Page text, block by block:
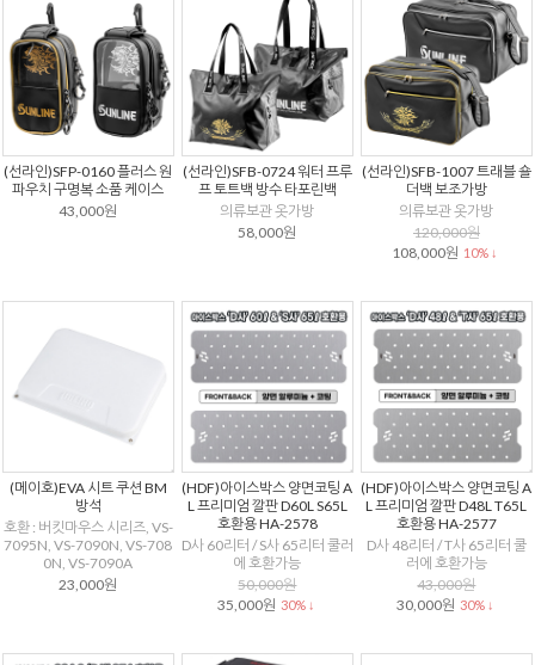
(선라인)SFP-0160 플러스 원
파우치 구명복 소품 케이스
43,000원
(선라인)SFB-0724 워터 프루
프 토트백 방수 타포린백
의류보관 옷가방
58,000원
(선라인)SFB-1007 트래블 숄
더백 보조가방
의류보관 옷가방
120,000원
108,000원 10% ↓
(메이호)EVA 시트 쿠션 BM
방석
호환 : 버킷마우스 시리즈, VS-
7095N, VS-7090N, VS-708
0N, VS-7090A
23,000원
(HDF)아이스박스 양면코팅 A
L 프리미엄 깔판 D60L S65L
호환용 HA-2578
D사 60리터 / S사 65리터 쿨러
에 호환가능
50,000원
35,000원 30% ↓
(HDF)아이스박스 양면코팅 A
L 프리미엄 깔판 D48L T65L
호환용 HA-2577
D사 48리터 / T사 65리터 쿨
러에 호환가능
43,000원
30,000원 30% ↓